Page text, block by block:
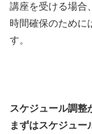
講座を受ける場合
時間確保のために
す。
スケジュール調整
まずはスケジュー